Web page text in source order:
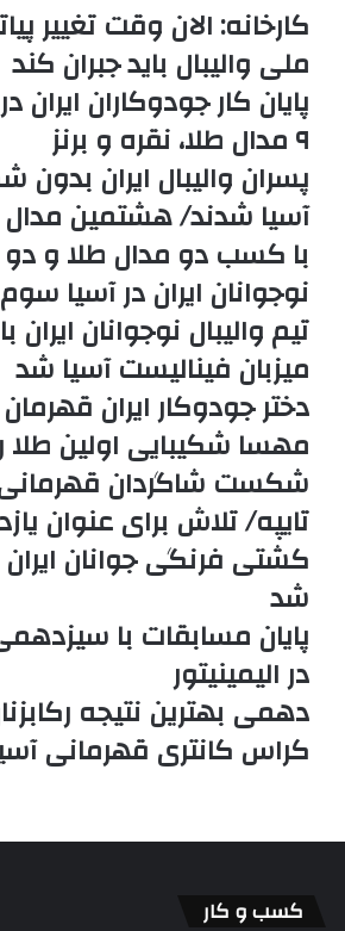
کارخانه: الان وقت تغییر
ملی والیبال باید جبران کند
پایان کار جودوکاران
۹ مدال طلا، نقره و برنز
پسران والیبال ایران
آسیا شدند/ هشتمین
با کسب دو مدال طلا و دو
نوجوانان ایران در آسیا
تیم والیبال نوجوانان
میزبان فینالیست آسیا شد
دختر جودوکار ایران
مهسا شکیبایی اولین
شکست شاگردان
تایپه/ تلاش برای عنوان
کشتی فرنگی جوانان
شد
پایان مسابقات با
در الیمینیتور
دهمی بهترین نتیجه
کراس کانتری قهرمانی
کسب و کار